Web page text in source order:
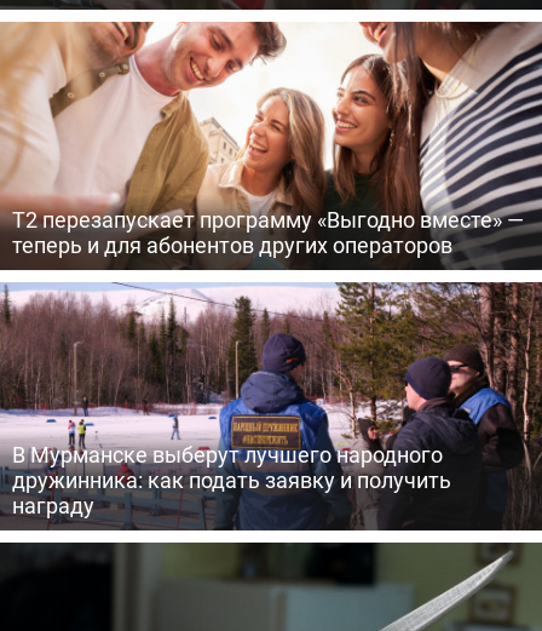
Т2 перезапускает программу «Выгодно вместе» —
теперь и для абонентов других операторов
В Мурманске выберут лучшего народного
дружинника: как подать заявку и получить
награду